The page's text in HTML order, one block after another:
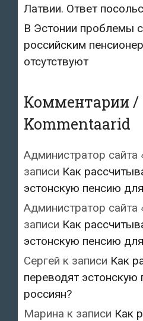
Латвии. Ответ
В Эстонии проблемы
российским
отсутствуют
Комментарии /
Kommentaarid
Администратор сайта
записи Как
эстонскую пенсию
Администратор сайта
записи Как
эстонскую пенсию
Сергей к записи Как
переводят эстонскую
россиян?
Марина к записи Как